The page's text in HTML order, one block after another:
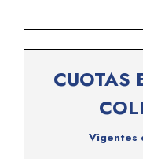
CUOTAS
Vigentes